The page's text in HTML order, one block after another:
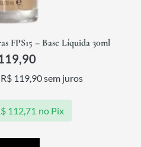
FPS15 – Base Líquida 30ml
R$119,90sem juros
112,71 no Pix